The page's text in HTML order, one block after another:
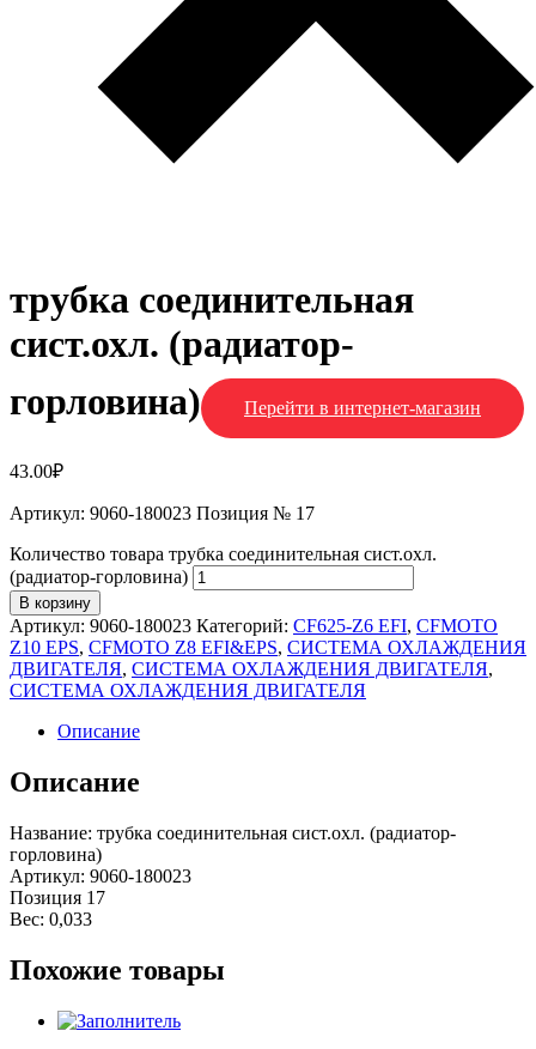
трубка соединительная
сист.охл. (радиатор-
горловина)
Перейти в интернет-магазин
43.00₽
Артикул: 9060-180023 Позиция № 17
Количество товара трубка соединительная сист.охл.
(радиатор-горловина)
В корзину
Артикул: 9060-180023 Категорий: CF625-Z6 EFI, CFMOTO
Z10 EPS, CFMOTO Z8 EFI&EPS, СИСТЕМА ОХЛАЖДЕНИЯ
ДВИГАТЕЛЯ, СИСТЕМА ОХЛАЖДЕНИЯ ДВИГАТЕЛЯ,
СИСТЕМА ОХЛАЖДЕНИЯ ДВИГАТЕЛЯ
Описание
Описание
Название: трубка соединительная сист.охл. (радиатор-
горловина)
Артикул: 9060-180023
Позиция 17
Вес: 0,033
Похожие товары